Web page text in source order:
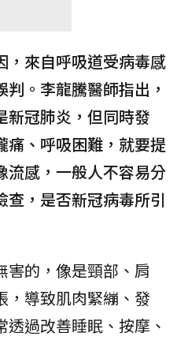
，來自呼吸道受病毒感
。李龍騰醫師指出，
新冠肺炎，但同時發
痛、呼吸困難，就要提
流感，一般人不容易分
，是否新冠病毒所引
害的，像是頸部、肩
，導致肌肉緊繃、發
過改善睡眠、按摩、